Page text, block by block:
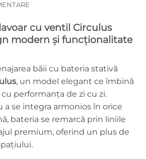
cu ventil Circulus
modern și funcționalitate
băii cu bateria stativă
, un model elegant ce îmbină
performanța de zi cu zi.
se integra armonios în orice
bateria se remarcă prin liniile
premium, oferind un plus de